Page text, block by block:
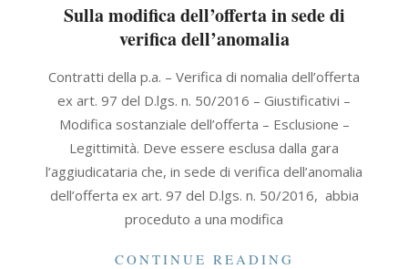
Sulla modifica dell’offerta in sede di
verifica dell’anomalia
11-
Contratti della p.a. – Verifica di nomalia dell’offerta
ex art. 97 del D.lgs. n. 50/2016 – Giustificativi –
Modifica sostanziale dell’offerta – Esclusione –
Legittimità. Deve essere esclusa dalla gara
l’aggiudicataria che, in sede di verifica dell’anomalia
dell’offerta ex art. 97 del D.lgs. n. 50/2016, abbia
proceduto a una modifica
CONTINUE READING